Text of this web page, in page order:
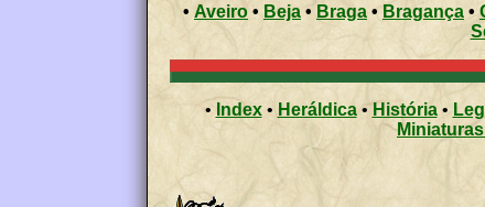
• Aveiro • Beja • Braga •Bragança •
• Index• Heráldica•História •